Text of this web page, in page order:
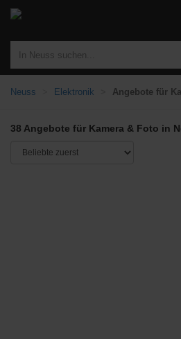
Neuss Elektronik Angebote für
38 Angebote für Kamera & Foto in